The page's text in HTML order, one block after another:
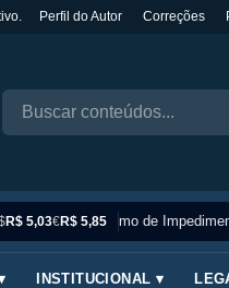
Perfil do Autor Correções
R$ 5,03€R$ 5,85
Sinônimo de
INSTITUCIONAL ▾